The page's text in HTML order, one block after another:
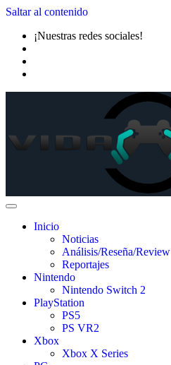
Saltar al contenido
¡Nuestras redes sociales!
Inicio
Noticias
Análisis/Reseña/Review
Reportajes
Nintendo
Nintendo Switch 2
PlayStation
PS5
PS VR2
Xbox
Xbox X Series